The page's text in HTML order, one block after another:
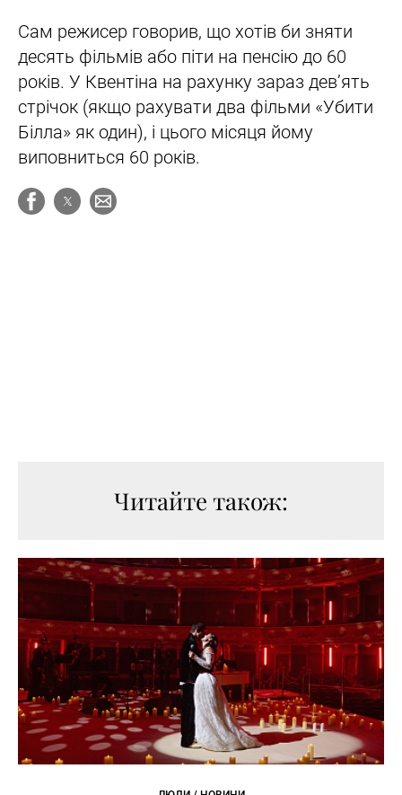
Сам режисер говорив, що хотів би зняти
десять фільмів або піти на пенсію до 60
років. У Квентіна на рахунку зараз дев’ять
стрічок (якщо рахувати два фільми «Убити
Білла» як один), і цього місяця йому
виповниться 60 років.
Читайте також: